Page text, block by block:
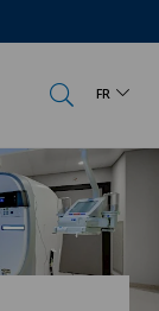
FR